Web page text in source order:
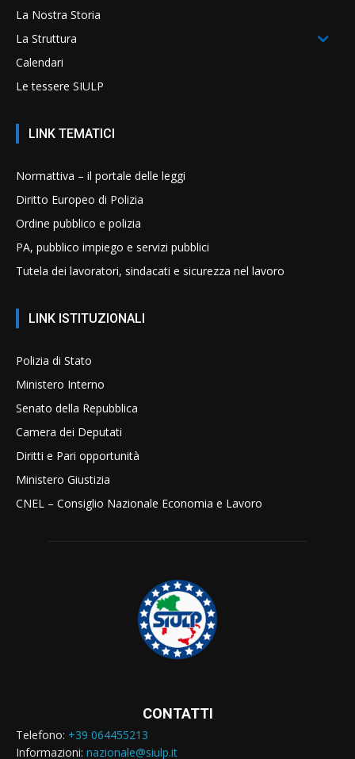
La Nostra Storia
La Struttura
Calendari
Le tessere SIULP
LINK TEMATICI
Normattiva – il portale delle leggi
Diritto Europeo di Polizia
Ordine pubblico e polizia
PA, pubblico impiego e servizi pubblici
Tutela dei lavoratori, sindacati e sicurezza nel lavoro
LINK ISTITUZIONALI
Polizia di Stato
Ministero Interno
Senato della Repubblica
Camera dei Deputati
Diritti e Pari opportunità
Ministero Giustizia
CNEL – Consiglio Nazionale Economia e Lavoro
CONTATTI
Telefono: +39 064455213
Informazioni: nazionale@siulp.it